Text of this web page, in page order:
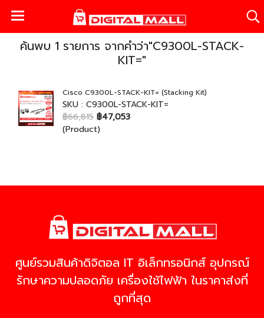
ค้นพบ 1 รายการ จากคำว่า"C9300L-STACK-
KIT="
Cisco C9300L-STACK-KIT= (Stacking Kit)
SKU : C9300L-STACK-KIT=
฿66,815 ฿47,053
(Product)
ศูนย์รวมสินค้าดิจิตอล IT อิเล็กทรอนิกส์ อุปกรณ์
รักษาความปลอดภัย เครื่องใช้ไฟฟ้า ในราคาส่งที่
ถูกที่สุด